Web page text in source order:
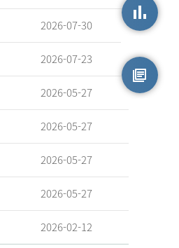
2026-07-30
2026-07-23
2026-05-27
2026-05-27
2026-05-27
2026-05-27
2026-02-12